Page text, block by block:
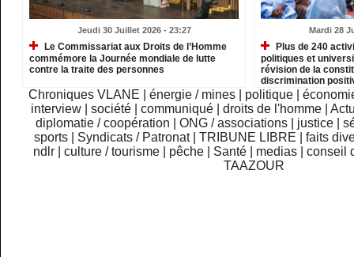
Jeudi 30 Juillet 2026 - 23:27
Le Commissariat aux Droits de l’Homme
commémore la Journée mondiale de lutte
contre la traite des personnes
Mardi 28
Plus de 240
politiques et
révision de la
discrimination
Haratines
Chroniques VLANE énergie / mines politique
interview
|société |communiqué |droits de l'homme |
diplomatie / coopération
ONG / associations justice
sports
Syndicats / Patronat TRIBUNE LIBRE
faits
ndlr
|culture / tourisme pêche Santé medias |conseil
TAAZOUR